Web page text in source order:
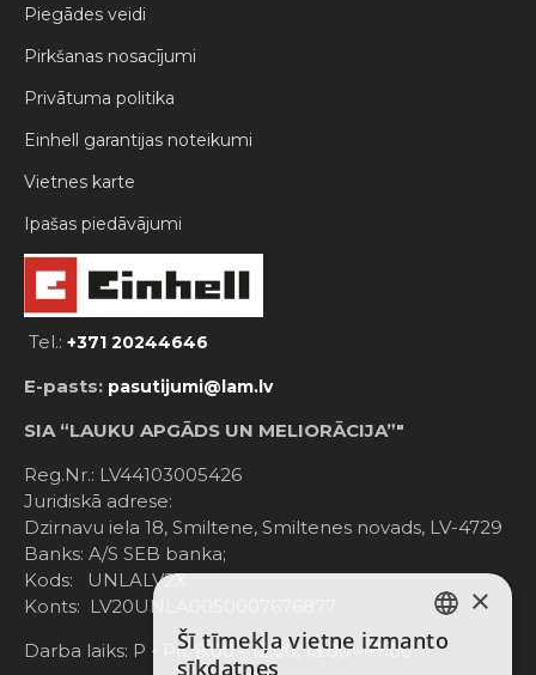
Piegādes veidi
Pirkšanas nosacījumi
Privātuma politika
Einhell garantijas noteikumi
Vietnes karte
Ipašas piedāvājumi
Tel.: +371 20244646
E-pasts: pasutijumi@lam.lv
SIA “LAUKU APGĀDS UN MELIORĀCIJA”"
Reg.Nr.: LV44103005426
Juridiskā adrese:
Dzirnavu iela 18, Smiltene, Smiltenes novads, LV-4729
Banks: A/S SEB banka;
Kods: UNLALV2X
Konts: LV20UNLA0050007676877
Darba laiks: P - Pk. 8:00 - 12:00; 13:00 - 17:00
LATVIAN
×
Šī tīmekļa vietne izmanto
sīkdatnes